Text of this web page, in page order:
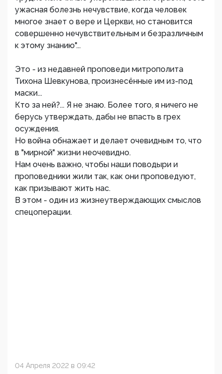
ужасная болезнь нечувствие, когда человек
многое знает о вере и Церкви, но становится
совершенно нечувствительным и безразличным
к этому знанию"...
Это - из недавней проповеди митрополита
Тихона Шевкунова, произнесённые им из-под
маски...
Кто за ней?... Я не знаю. Более того, я ничего не
берусь утверждать, дабы не впасть в грех
осуждения.
Но война обнажает и делает очевидным то, что
в "мирной" жизни неочевидно.
Нам очень важно, чтобы наши поводыри и
проповедники жили так, как они проповедуют,
как призывают жить нас.
В этом - один из жизнеутверждающих смыслов
спецоперации.
04 Апреля 2022 в 09:42